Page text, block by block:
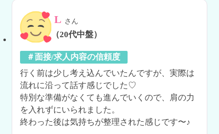
L さん
（20代中盤）
＃面接/求人内容の信頼度
行く前は少し考え込んでいたんですが、実際は
流れに沿って話す感じでした♡
特別な準備がなくても進んでいくので、肩の力
を入れずにいられました。
終わった後は気持ちが整理された感じです〜♪